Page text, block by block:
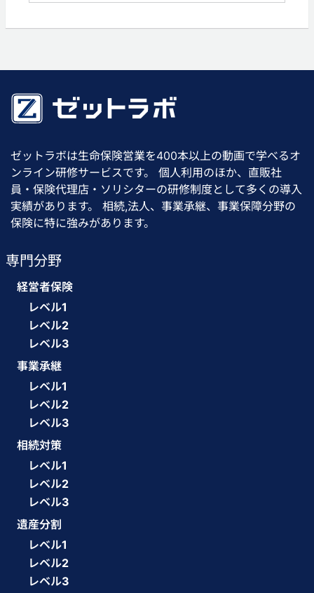
ゼットラボは生命保険営業を400本以上の動画で学べるオ
ンライン研修サービスです。 個人利用のほか、直販社
員・保険代理店・ソリシターの研修制度として多くの導入
実績があります。 相続,法人、事業承継、事業保障分野の
保険に特に強みがあります。
専門分野
経営者保険
レベル1
レベル2
レベル3
事業承継
レベル1
レベル2
レベル3
相続対策
レベル1
レベル2
レベル3
遺産分割
レベル1
レベル2
レベル3